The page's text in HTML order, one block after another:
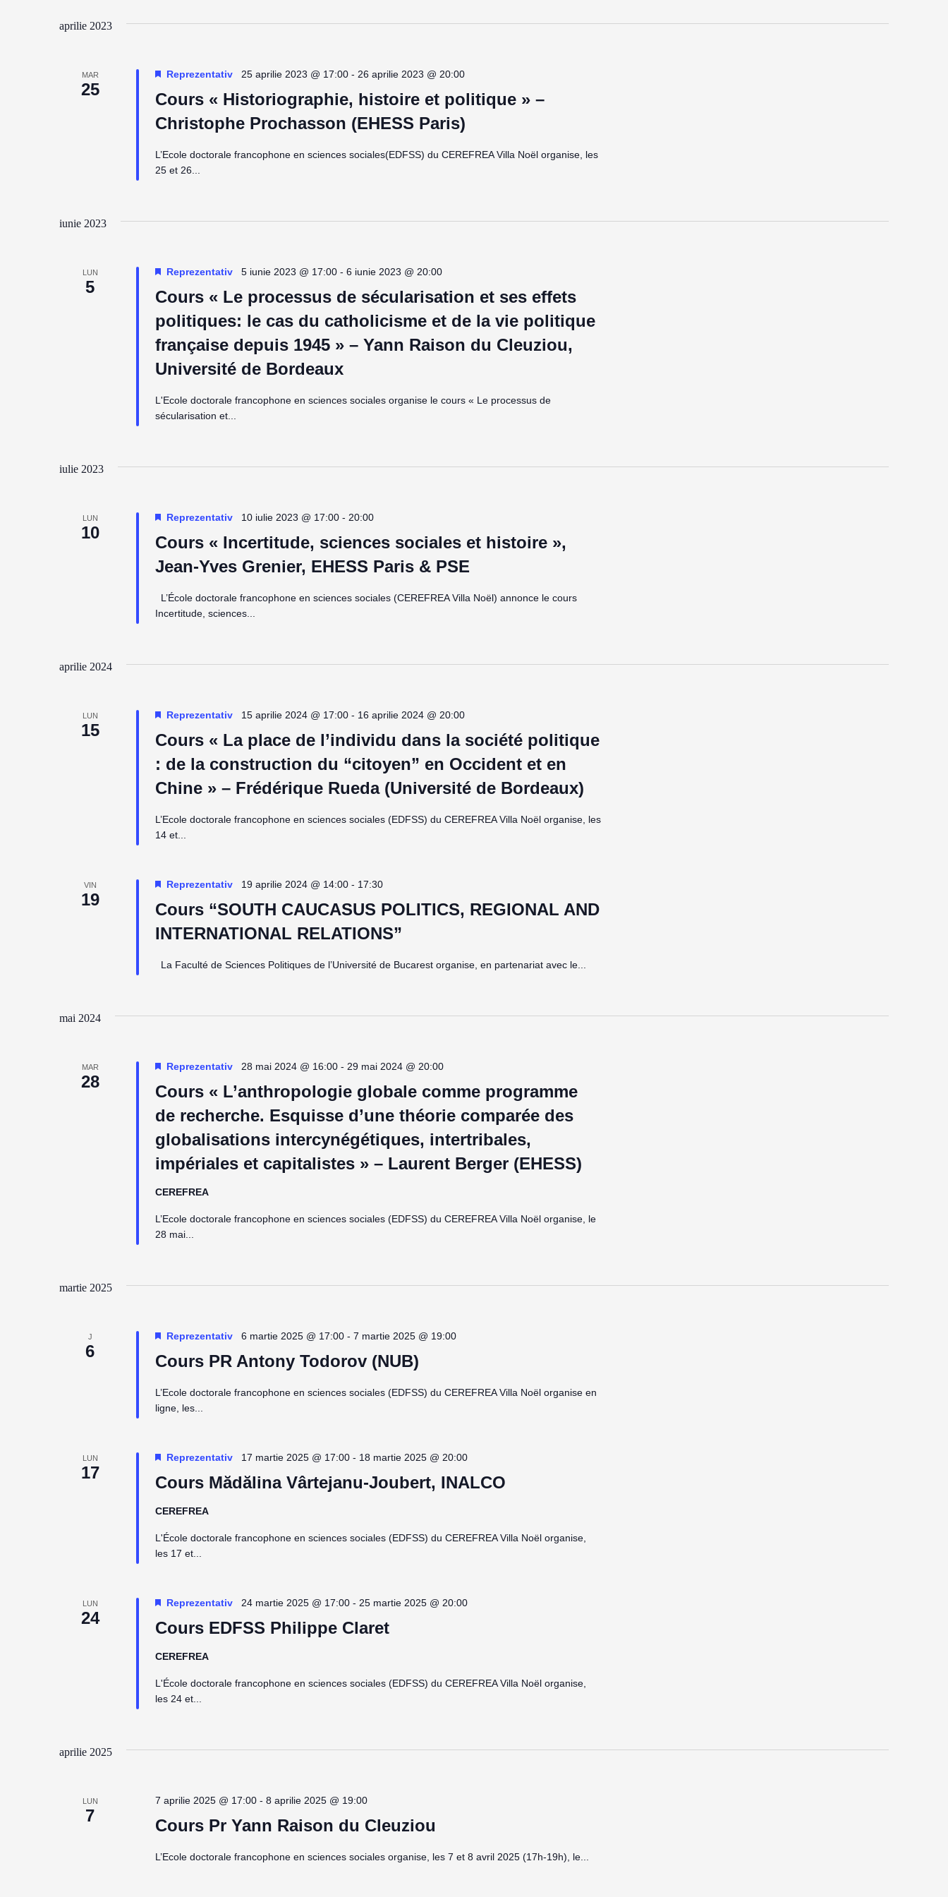
Evenimente
cheie.
aprilie 2023
MAR
25
Cours « Historiographie, histoire et politique » –
Christophe Prochasson (EHESS Paris)
Reprezentativ 25 aprilie 2023 @ 17:00- 26 aprilie 2023 @ 20:00
L’Ecole doctorale francophone en sciences sociales(EDFSS) du CEREFREA Villa Noël organise, les
25 et 26...
iunie 2023
LUN
5
Cours « Le processus de sécularisation et ses effets
politiques: le cas du catholicisme et de la vie politique
française depuis 1945 » – Yann Raison du Cleuziou,
Université de Bordeaux
Reprezentativ 5 iunie 2023 @ 17:00- 6 iunie 2023 @ 20:00
L'Ecole doctorale francophone en sciences sociales organise le cours « Le processus de
sécularisation et...
iulie 2023
LUN
10
Cours « Incertitude, sciences sociales et histoire »,
Jean-Yves Grenier, EHESS Paris & PSE
Reprezentativ 10 iulie 2023 @ 17:00- 20:00
L’École doctorale francophone en sciences sociales (CEREFREA Villa Noël) annonce le cours
Incertitude, sciences...
aprilie 2024
LUN
15
Cours « La place de l’individu dans la société politique
: de la construction du “citoyen” en Occident et en
Chine » – Frédérique Rueda (Université de Bordeaux)
Reprezentativ 15 aprilie 2024 @ 17:00- 16 aprilie 2024 @ 20:00
L’Ecole doctorale francophone en sciences sociales (EDFSS) du CEREFREA Villa Noël organise, les
14 et...
VIN
19
Cours “SOUTH CAUCASUS POLITICS, REGIONAL AND
INTERNATIONAL RELATIONS”
Reprezentativ 19 aprilie 2024 @ 14:00- 17:30
La Faculté de Sciences Politiques de l’Université de Bucarest organise, en partenariat avec le...
mai 2024
MAR
28
Cours « L’anthropologie globale comme programme
de recherche. Esquisse d’une théorie comparée des
globalisations intercynégétiques, intertribales,
impériales et capitalistes » – Laurent Berger (EHESS)
Reprezentativ 28 mai 2024 @ 16:00- 29 mai 2024 @ 20:00
CEREFREA
L’Ecole doctorale francophone en sciences sociales (EDFSS) du CEREFREA Villa Noël organise, le
28 mai...
martie 2025
J
6
Cours PR Antony Todorov (NUB)
Reprezentativ 6 martie 2025 @ 17:00- 7 martie 2025 @ 19:00
L’Ecole doctorale francophone en sciences sociales (EDFSS) du CEREFREA Villa Noël organise en
ligne, les...
LUN
17
Cours Mădălina Vârtejanu-Joubert, INALCO
Reprezentativ 17 martie 2025 @ 17:00- 18 martie 2025 @ 20:00
CEREFREA
L'École doctorale francophone en sciences sociales (EDFSS) du CEREFREA Villa Noël organise,
les 17 et...
LUN
24
Cours EDFSS Philippe Claret
Reprezentativ 24 martie 2025 @ 17:00- 25 martie 2025 @ 20:00
CEREFREA
L'École doctorale francophone en sciences sociales (EDFSS) du CEREFREA Villa Noël organise,
les 24 et...
aprilie 2025
LUN
7
Cours Pr Yann Raison du Cleuziou
7 aprilie 2025 @ 17:00- 8 aprilie 2025 @ 19:00
L’Ecole doctorale francophone en sciences sociales organise, les 7 et 8 avril 2025 (17h-19h), le...